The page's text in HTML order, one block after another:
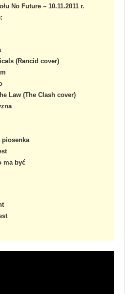
No Future – 10.11.2011 r.
(Rancid cover)
Law (The Clash cover)
piosenka
ma być